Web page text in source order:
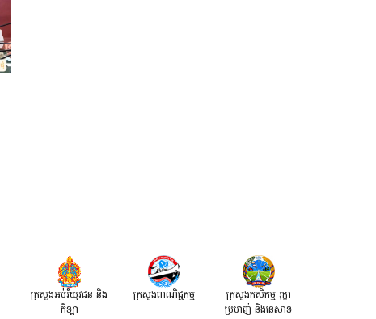
ក្រសួងអប់រំយុវជន និង
កីឡា
ក្រសួងពាណិជ្ជកម្ម
ក្រសួងកសិកម្ម រុក្ខា
ប្រមាញ់ និងនេសាទ